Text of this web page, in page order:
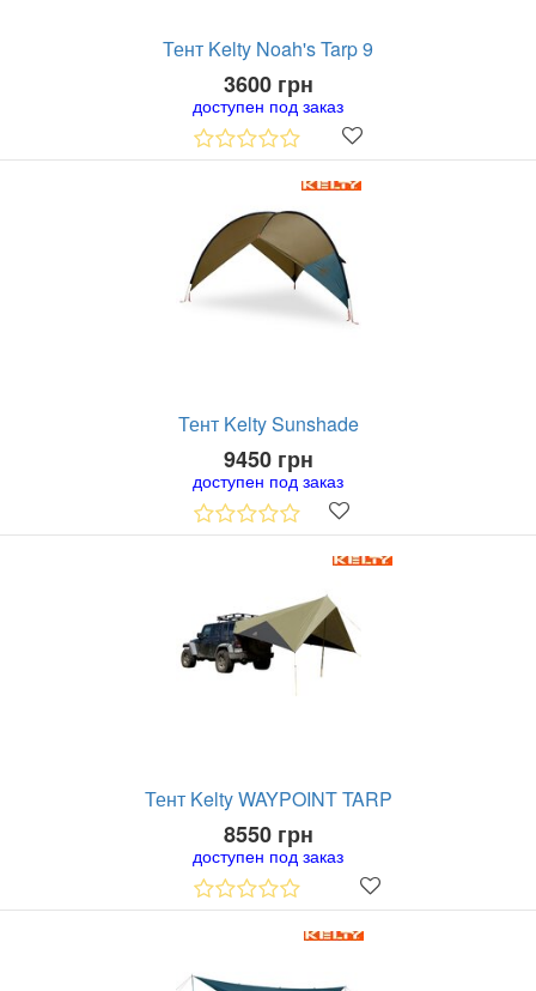
Тент Kelty Noah's Tarp 9
3600 грн
доступен под заказ
Тент Kelty Sunshade
9450 грн
доступен под заказ
Тент Kelty WAYPOINT TARP
8550 грн
доступен под заказ